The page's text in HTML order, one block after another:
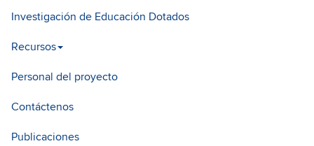
Investigación de Educación Dotados
Recursos
Personal del proyecto
Contáctenos
Publicaciones